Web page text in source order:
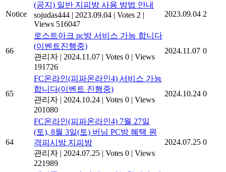
Notice
(공지) 일반 지피방 사용 방법 안내
sojudas444 | 2023.09.04 | Votes 2 |
Views 516047
2023.09.04 2
66
로스트아크 pc방 서비스 가능 합니다
(이벤트진행중)
관리자 | 2024.11.07 | Votes 0 | Views
191726
2024.11.07 0
65
FC온라인(피파온라인4) 서비스 가능
합니다(이벤트 진행중)
관리자 | 2024.10.24 | Votes 0 | Views
201080
2024.10.24 0
64
FC온라인(피파온라인4) 7월 27일
(토), 8월 3일(토) 버닝 PC방 혜택 원
격피시방 지피방
관리자 | 2024.07.25 | Votes 0 | Views
221989
2024.07.25 0